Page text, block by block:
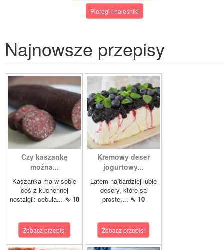
Pierogi i naleśniki
Najnowsze przepisy
Czy kaszankę
można...
Kaszanka ma w sobie
coś z kuchennej
nostalgii: cebula... ⇖ 10
Zobacz przepis!
Kremowy deser
jogurtowy...
Latem najbardziej lubię
desery, które są
proste,... ⇖ 10
Zobacz przepis!